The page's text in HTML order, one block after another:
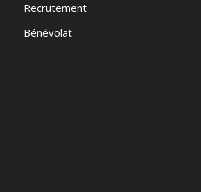
Recrutement
Bénévolat